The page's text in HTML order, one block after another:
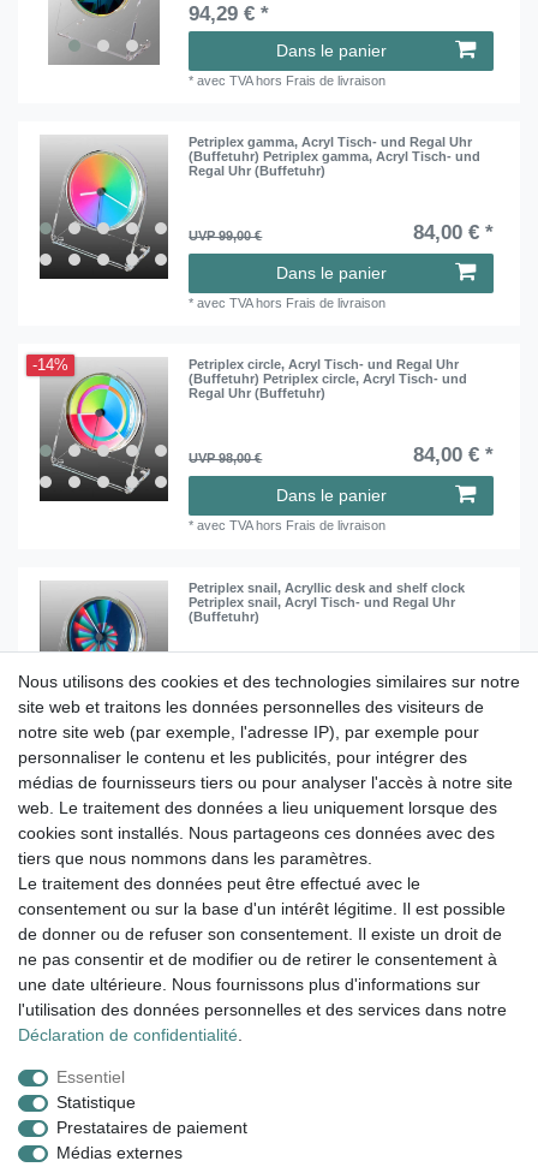
94,29 € *
Dans le panier
*avec TVAhors Frais de livraison
Petriplex gamma, Acryl Tisch- und Regal Uhr
(Buffetuhr) Petriplex gamma, Acryl Tisch- und
Regal Uhr (Buffetuhr)
UVP 99,00 € 84,00 € *
Dans le panier
*avec TVAhors Frais de livraison
-14%
Petriplex circle, Acryl Tisch- und Regal Uhr
(Buffetuhr) Petriplex circle, Acryl Tisch- und
Regal Uhr (Buffetuhr)
UVP 98,00 € 84,00 € *
Dans le panier
*avec TVAhors Frais de livraison
Petriplex snail, Acryllic desk and shelf clock
Petriplex snail, Acryl Tisch- und Regal Uhr
(Buffetuhr)
UVP 99,00 € 84,00 € *
Dans le panier
avec TVA horsFrais de livraison
Jetez un œil aux horloges couleurs des
artistes. Amusez-vous à naviguer !
Expédition dans les 24h, sauf au WE.
Livraison gratuite à partir de 100€ en Allemagne
Nous utilisons des cookies et des technologies similaires sur notre
site web et traitons les données personnelles des visiteurs de
notre site web (par exemple, l'adresse IP), par exemple pour
personnaliser le contenu et les publicités, pour intégrer des
médias de fournisseurs tiers ou pour analyser l'accès à notre site
web. Le traitement des données a lieu uniquement lorsque des
cookies sont installés. Nous partageons ces données avec des
tiers que nous nommons dans les paramètres.
Le traitement des données peut être effectué avec le
consentement ou sur la base d'un intérêt légitime. Il est possible
de donner ou de refuser son consentement. Il existe un droit de
ne pas consentir et de modifier ou de retirer le consentement à
une date ultérieure. Nous fournissons plus d'informations sur
l'utilisation des données personnelles et des services dans notre
Déclaration de confidentialité
Essentiel
Statistique
Prestataires de paiement
Médias externes